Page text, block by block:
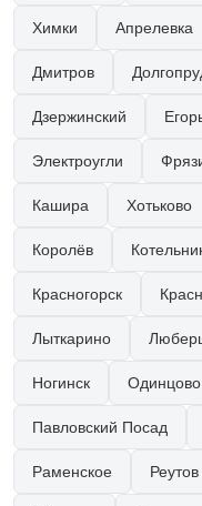
Химки Апрелевка
Дмитров
Дзержинский
Электроугли
Кашира Хотьково
Королёв
Красногорск
Лыткарино
Ногинск Одинцово
Павловский Посад
Раменское Реутов